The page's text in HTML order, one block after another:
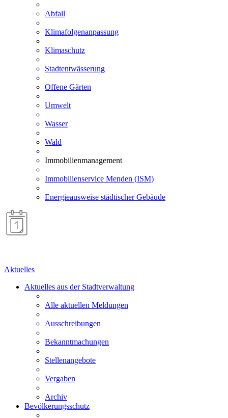
Abfall
Klimafolgenanpassung
Klimaschutz
Stadtentwässerung
Offene Gärten
Umwelt
Wasser
Wald
Immobilienmanagement
Immobilienservice Menden (ISM)
Energieausweise städtischer Gebäude
Aktuelles
Aktuelles aus der Stadtverwaltung
Alle aktuellen Meldungen
Ausschreibungen
Bekanntmachungen
Stellenangebote
Vergaben
Archiv
Bevölkerungsschutz